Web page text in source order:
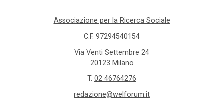
Associazione per la Ricerca Sociale
C.F. 97294540154
Via Venti Settembre 24
20123 Milano
T. 02 46764276
redazione@welforum.it